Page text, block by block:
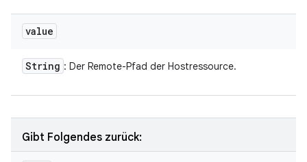
value
String : Der Remote-Pfad der Hostressource.
Gibt Folgendes zurück: